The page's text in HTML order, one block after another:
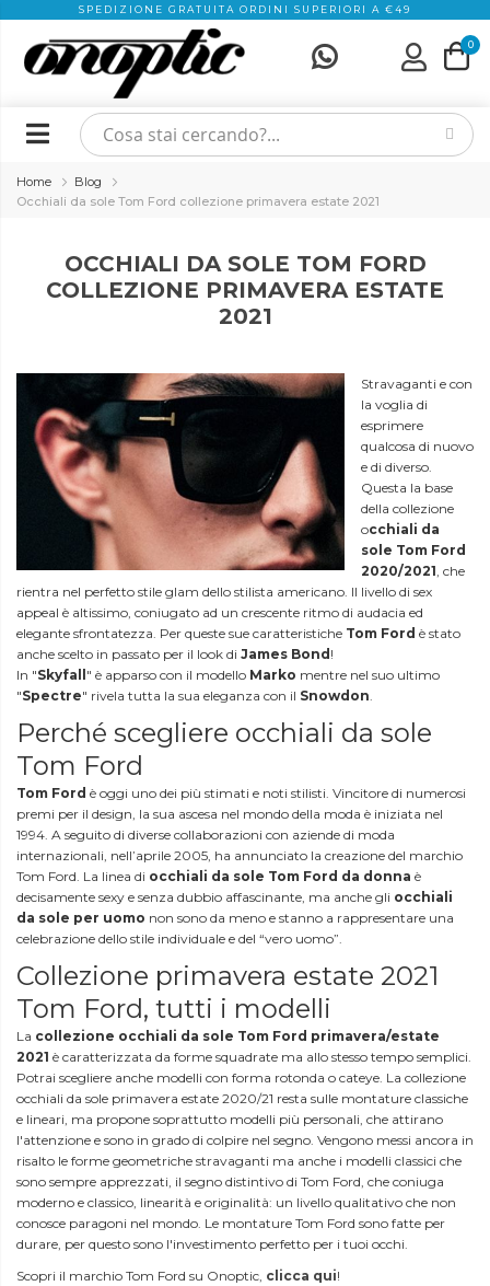
SPEDIZIONE GRATUITA ORDINI SUPERIORI A €49
0
Home
Blog
Occhiali da sole Tom Ford collezione primavera estate 2021
OCCHIALI DA SOLE TOM FORD
COLLEZIONE PRIMAVERA ESTATE
2021
Stravaganti e con
la voglia di
esprimere
qualcosa di nuovo
e di diverso.
Questa la base
della collezione
occhiali da
sole Tom Ford
2020/2021 , che
rientra nel perfetto stile glam dello stilista americano. Il livello di sex
appeal è altissimo, coniugato ad un crescente ritmo di audacia ed
elegante sfrontatezza. Per queste sue caratteristiche Tom Ford è stato
anche scelto in passato per il look di James Bond !
In "Skyfall " è apparso con il modello Marko mentre nel suo ultimo
"Spectre" rivela tutta la sua eleganza con il Snowdon
Perché scegliere occhiali da sole
Tom Ford
Tom Ford è oggi uno dei più stimati e noti stilisti. Vincitore di numerosi
premi per il design, la sua ascesa nel mondo della moda è iniziata nel
1994. A seguito di diverse collaborazioni con aziende di moda
internazionali, nell’aprile 2005, ha annunciato la creazione del marchio
Tom Ford. La linea di occhiali da sole Tom Ford da donna è
decisamente sexy e senza dubbio affascinante, ma anche gli occhiali
da sole per uomo non sono da meno e stanno a rappresentare una
celebrazione dello stile individuale e del “vero uomo”.
Collezione primavera estate 2021
Tom Ford, tutti i modelli
La collezione occhiali da sole Tom Ford primavera/estate
2021 è caratterizzata da forme squadrate ma allo stesso tempo semplici.
Potrai scegliere anche modelli con forma rotonda o cateye. La collezione
occhiali da sole primavera estate 2020/21 resta sulle montature classiche
e lineari, ma propone soprattutto modelli più personali, che attirano
l'attenzione e sono in grado di colpire nel segno. Vengono messi ancora in
risalto le forme geometriche stravaganti ma anche i modelli classici che
sono sempre apprezzati, il segno distintivo di Tom Ford, che coniuga
moderno e classico, linearità e originalità: un livello qualitativo che non
conosce paragoni nel mondo. Le montature Tom Ford sono fatte per
durare, per questo sono l'investimento perfetto per i tuoi occhi.
Scopri il marchio Tom Ford su Onoptic, clicca qui!